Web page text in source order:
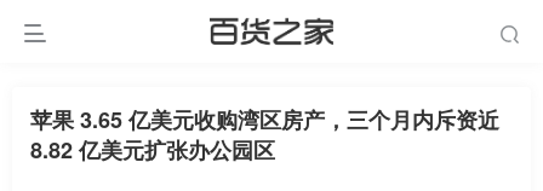
苹果 3.65 亿美元收购湾区房产，三个月内斥资近
8.82 亿美元扩张办公园区